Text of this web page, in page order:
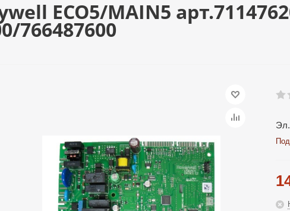
ECO5/MAIN5
766487600